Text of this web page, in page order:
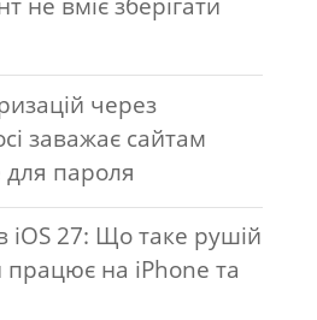
через
заважає сайтам
пароля
iOS 27: Що таке рушій
працює на iPhone та